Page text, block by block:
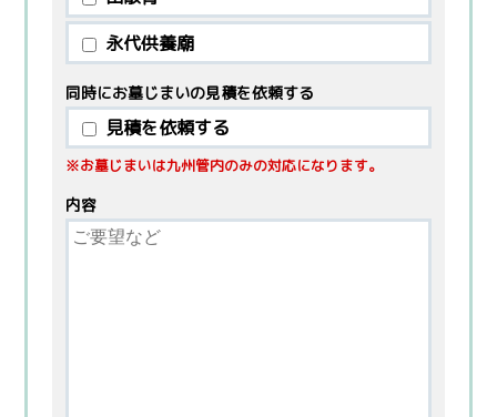
永代供養廟
同時にお墓じまいの見積を依頼する
見積を依頼する
※お墓じまいは九州管内のみの対応になります。
内容